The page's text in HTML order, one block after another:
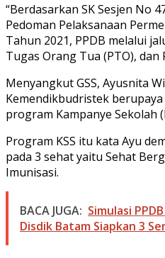
“Berdasarkan SK Sesjen No
Pedoman Pelaksanaan
Tahun 2021, PPDB melalui
Tugas Orang Tua (PTO), dan
Menyangkut GSS, Ayusnita
Kemendikbudristek
program Kampanye Sekolah
Program KSS itu kata Ayu
pada 3 sehat yaitu Sehat
Imunisasi.
BACA JUGA: Simulasi
Disdik Batam Siapkan 3